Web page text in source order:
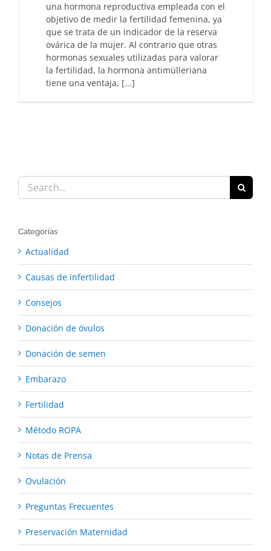
una hormona reproductiva empleada con el
objetivo de medir la fertilidad femenina, ya
que se trata de un indicador de la reserva
ovárica de la mujer. Al contrario que otras
hormonas sexuales utilizadas para valorar
la fertilidad, la hormona antimülleriana
tiene una ventaja, [...]
Search
for:
Categorías
Actualidad
Causas de infertilidad
Consejos
Donación de óvulos
Donación de semen
Embarazo
Fertilidad
Método ROPA
Notas de Prensa
Ovulación
Preguntas Frecuentes
Preservación Maternidad